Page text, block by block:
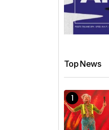
Top News